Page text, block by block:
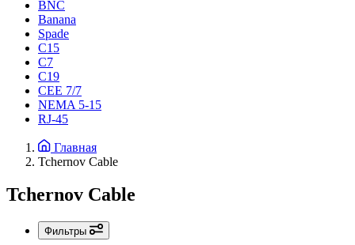
BNC
Banana
Spade
C15
С7
C19
CEE 7/7
NEMA 5-15
RJ-45
Главная
Tchernov Cable
Tchernov Cable
Фильтры